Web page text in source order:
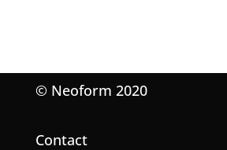
© Neoform 2020
Contact